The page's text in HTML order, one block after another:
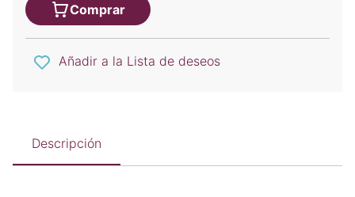
Comprar
Añadir a la Lista de deseos
Descripción